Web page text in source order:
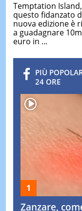
Temptation Island,
questo fidanzato
nuova edizione è
a guadagnare
euro in ...
PIÙ
24 ORE
Zanzare,